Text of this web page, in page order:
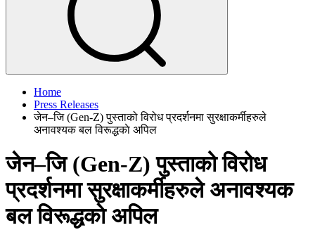
Home
Press Releases
जेन–जि (Gen-Z) पुस्ताको विरोध प्रदर्शनमा सुरक्षाकर्मीहरुले
अनावश्यक बल विरूद्धकाे अपिल
जेन–जि (Gen-Z) पुस्ताको विरोध
प्रदर्शनमा सुरक्षाकर्मीहरुले अनावश्यक
बल विरूद्धकाे अपिल